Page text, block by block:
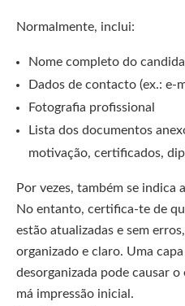
Normalmente, inclui:
Nome completo do
Dados de contacto (ex.: e-
Fotografia profissional
Lista dos documentos
motivação, certificados,
Por vezes, também se indica
No entanto, certifica-te de
estão atualizadas e sem
organizado e claro. Uma
desorganizada pode causar
má impressão inicial.